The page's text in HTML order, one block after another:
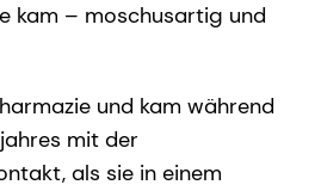
kam – moschusartig und
und kam während
mit der
als sie in einem